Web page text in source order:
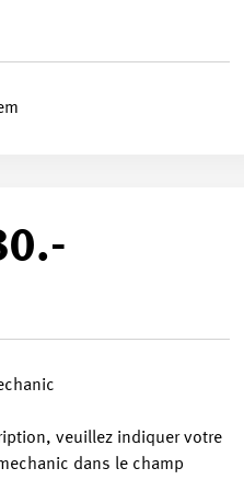
veuillez indiquer votre
dans le champ